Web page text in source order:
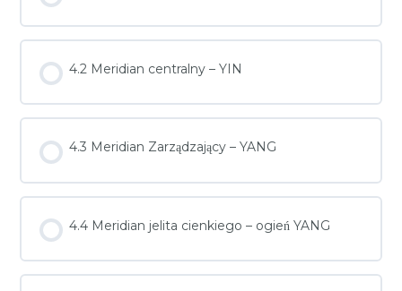
4.2 Meridian centralny – YIN
4.3 Meridian Zarządzający – YANG
4.4 Meridian jelita cienkiego – ogień YANG